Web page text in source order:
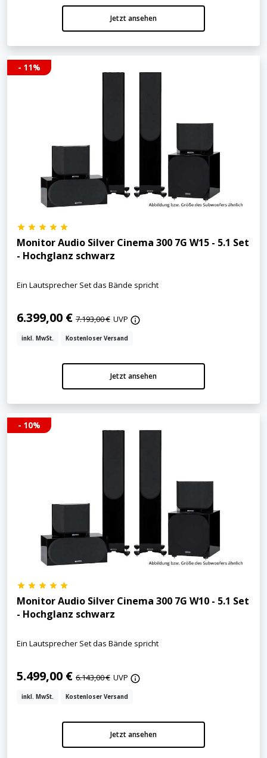
Jetzt ansehen
- 11%
Monitor Audio Silver Cinema 300 7G W15 - 5.1 Set
- Hochglanz schwarz
Ein Lautsprecher Set das Bände spricht
6.399,00 € 7.193,00 € UVP
inkl. MwSt. Kostenloser Versand
Jetzt ansehen
- 10%
Monitor Audio Silver Cinema 300 7G W10 - 5.1 Set
- Hochglanz schwarz
Ein Lautsprecher Set das Bände spricht
5.499,00 € 6.143,00 € UVP
inkl. MwSt. Kostenloser Versand
Jetzt ansehen